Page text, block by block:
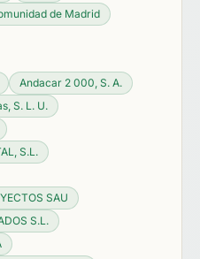
de Madrid
Andacar 2 000, S. A.
S. L. U.
S.L.
SAU
S.L.